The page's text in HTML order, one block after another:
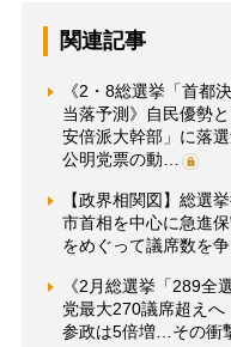
関連記事
《2・8総選挙「首都
当落予測》自民優勢
安倍派大幹部」に落
公明党票の動…
【政界相関図】総選
市首相を中心に急進
をめぐって議席数を
《2月総選挙「289全
党最大270議席超え
参政は5倍増…その衝